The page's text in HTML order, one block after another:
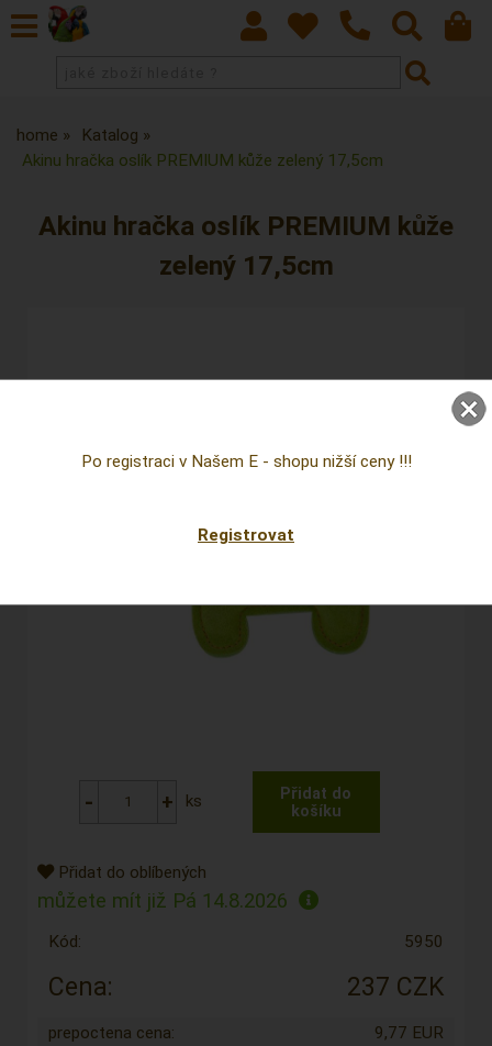
home
Katalog
Akinu hračka oslík PREMIUM kůže zelený 17,5cm
Akinu hračka oslík PREMIUM kůže
zelený 17,5cm
ks
Přidat do oblíbených
můžete mít již Pá 14.8.2026
Kód: 5950
Cena: 237 CZK
prepoctena cena:
9,77 EUR
Po registraci v Našem E - shopu nižší ceny !!!
Registrovat